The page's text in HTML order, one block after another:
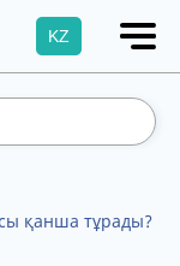
KZ
Рақмет!
қанша тұрады?